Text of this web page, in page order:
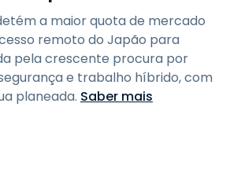
a maior quota de mercado
remoto do Japão para
pela crescente procura por
e trabalho híbrido, com
planeada. Saber mais